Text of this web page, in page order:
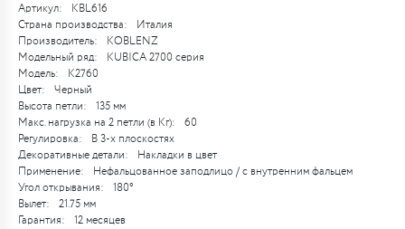
Артикул:
KBL616
Страна производства:
Италия
Производитель:
KOBLENZ
Модельный ряд:
KUBICA 2700 серия
Модель:
K2760
Цвет:
Черный
Высота петли:
135 мм
Макс. нагрузка на 2 петли (в Кг):
60
Регулировка:
В 3-х плоскостях
Декоративные детали:
Накладки в цвет
Применение:
Нефальцованное заподлицо / с внутренним фальцем
Угол открывания:
180°
Вылет:
21.75 мм
Гарантия:
12 месяцев